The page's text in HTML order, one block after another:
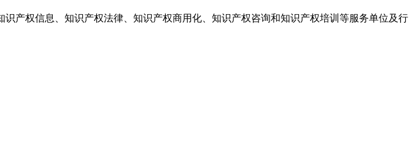
产权信息、知识产权法律、知识产权商用化、知识产权咨询和知识产权培训等服务单位及行